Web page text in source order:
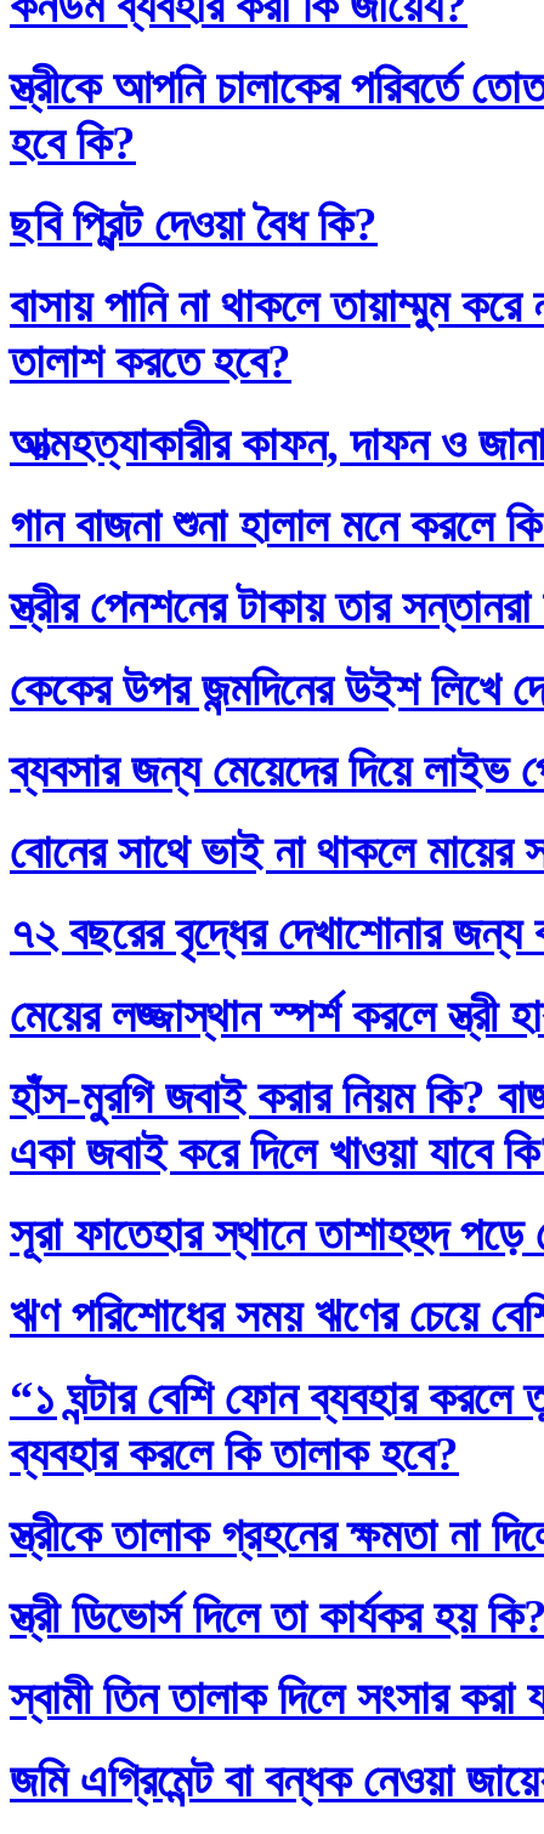
স্ত্রীকে আপনি চালাকের পরিবর্তে
হবে কি?
ছবি প্রিন্ট দেওয়া বৈধ কি?
বাসায় পানি না থাকলে তায়াম্মুম
তালাশ করতে হবে?
আত্মহত্যাকারীর কাফন, দাফন ও
গান বাজনা শুনা হালাল মনে করলে
স্ত্রীর পেনশনের টাকায় তার
কেকের উপর জন্মদিনের উইশ লিখে
ব্যবসার জন্য মেয়েদের দিয়ে লাইভ
বোনের সাথে ভাই না থাকলে মায়ের
৭২ বছরের বৃদ্ধের দেখাশোনার জন্য
মেয়ের লজ্জাস্থান স্পর্শ করলে স্ত্রী
হাঁস-মুরগি জবাই করার নিয়ম কি?
একা জবাই করে দিলে খাওয়া যাবে
সূরা ফাতেহার স্থানে তাশাহহুদ
ঋণ পরিশোধের সময় ঋণের চেয়ে
“১ ঘন্টার বেশি ফোন ব্যবহার
ব্যবহার করলে কি তালাক হবে?
স্ত্রীকে তালাক গ্রহনের ক্ষমতা না
স্ত্রী ডিভোর্স দিলে তা কার্যকর হয়
স্বামী তিন তালাক দিলে সংসার করা
জমি এগ্রিমেন্ট বা বন্ধক নেওয়া